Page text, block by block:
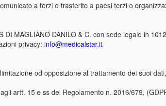
a terzi o trasferito a paesi terzi o
DI MAGLIANO DANILO & C. con sede legale in
privacy: info@medicalstar.it
od opposizione al trattamento dei suoi
artt. 15 e ss del Regolamento n. 2016/679,